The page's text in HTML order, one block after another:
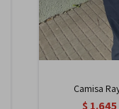
Camisa
$1.645